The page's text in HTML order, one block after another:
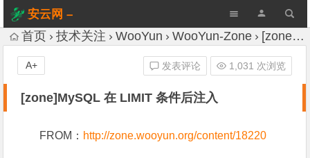
安云网 –
AnYun.ORG
首页 技术关注 WooYun WooYun-Zone [zone]MySQL 在 LIMIT 条件后注入
[zone]MySQL 在 LIMIT 条件后注入
发表评论 1,031 次浏览
A+
FROM： http://zone.wooyun.org/content/18220